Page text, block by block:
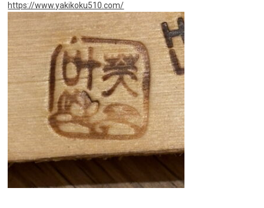
https://www.yakikoku510.com/